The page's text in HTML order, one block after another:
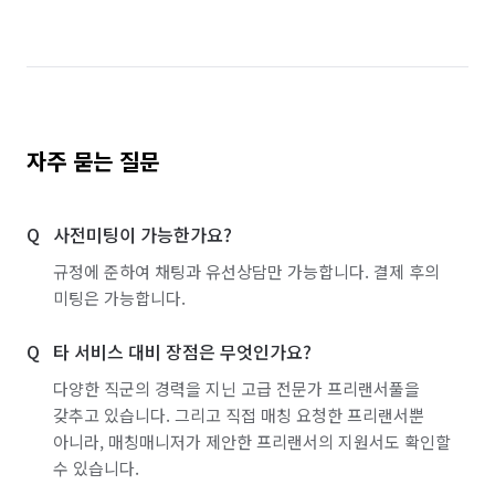
자주 묻는 질문
사전미팅이 가능한가요?
규정에 준하여 채팅과 유선상담만 가능합니다. 결제 후의
미팅은 가능합니다.
타 서비스 대비 장점은 무엇인가요?
다양한 직군의 경력을 지닌 고급 전문가 프리랜서풀을
갖추고 있습니다. 그리고 직접 매칭 요청한 프리랜서뿐
아니라, 매칭매니저가 제안한 프리랜서의 지원서도 확인할
수 있습니다.